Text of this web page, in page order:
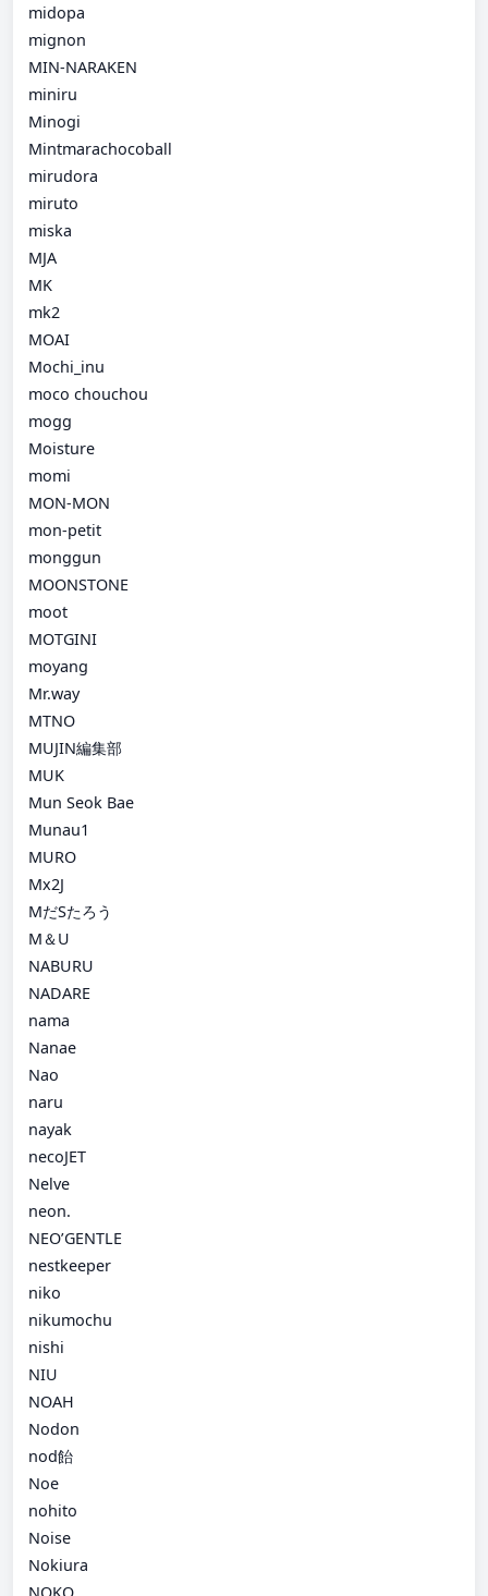
midopa
mignon
MIN-NARAKEN
miniru
Minogi
Mintmarachocoball
mirudora
miruto
miska
MJA
MK
mk2
MOAI
Mochi_inu
moco chouchou
mogg
Moisture
momi
MON-MON
mon-petit
monggun
MOONSTONE
moot
MOTGINI
moyang
Mr.way
MTNO
MUJIN編集部
MUK
Mun Seok Bae
Munau1
MURO
Mx2J
MだSたろう
M＆U
NABURU
NADARE
nama
Nanae
Nao
naru
nayak
necoJET
Nelve
neon.
NEO’GENTLE
nestkeeper
niko
nikumochu
nishi
NIU
NOAH
Nodon
nod飴
Noe
nohito
Noise
Nokiura